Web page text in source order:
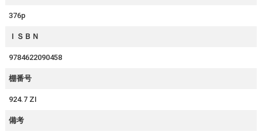
376p
ＩＳＢＮ
9784622090458
棚番号
924.7 ZI
備考